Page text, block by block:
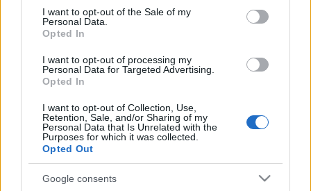
consent section.
I want to opt-out of the Sale of my
Personal Data.
Opted In
I want to opt-out of processing my
Personal Data for Targeted Advertising.
Opted In
I want to opt-out of Collection, Use,
Retention, Sale, and/or Sharing of my
Personal Data that Is Unrelated with the
Purposes for which it was collected.
Opted Out
Google consents
felszállni.
középen nincs kapaszkodó, egyiknél sem,
ezért nem tudok felszállni rájuk. Dolgozó
ember vagyok, reggel időre megyek a
munkába, de el kell indulnom sokkal előbb,
hogy el tudjak menni egy alacsonypadlós
busszal, ami hétköznap ritkán jár. Nem én
vagyok az egyetlen, aki szenved ettől a